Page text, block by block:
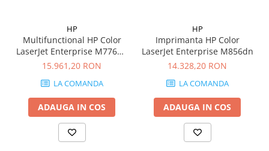
Adaptoare PCI / PCIe
Periferice PC
Kit mouse si tastatura
Web-cam-uri si sisteme
videoconferinta
HP
Multifunctional HP Color
LaserJet Enterprise M776dn
MFP
15.961,20 RON
LA COMANDA
ADAUGA IN COS
HP
Imprimanta HP Color
LaserJet Enterprise M856dn
14.328,20 RON
LA COMANDA
ADAUGA IN COS